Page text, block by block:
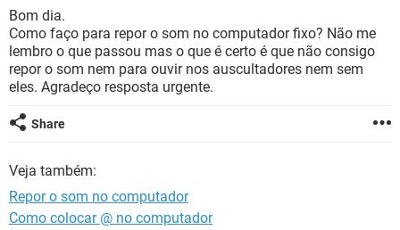
INSTAGRAM
GUIA DE COMPRAS
OUTLOOK
INSTAGRAM GMAIL
GUIA DE COMPRAS
JOGOS
CELULAR FACEBOOK
OUTLOOK EXCEL
INSTAGRAM
GUIA DE COMPRAS
Bom dia.
Como faço para repor o som no computador fixo? Não me
lembro o que passou mas o que é certo é que não consigo
repor o som nem para ouvir nos auscultadores nem sem
eles. Agradeço resposta urgente.
Share
Veja também:
Repor o som no computador
Como colocar @ no computador